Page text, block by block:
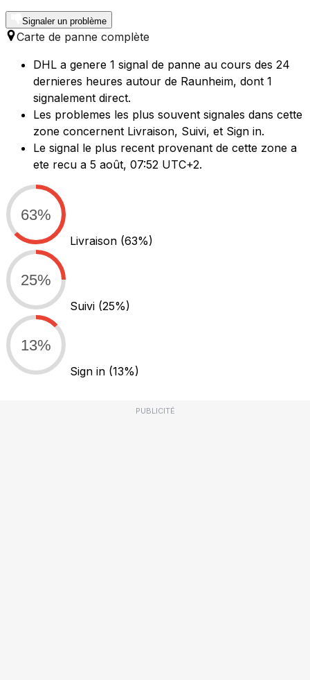
Signaler un problème
Carte de panne complète
DHL a genere 1 signal de panne au cours des 24
dernieres heures autour de Raunheim, dont 1
signalement direct.
Les problemes les plus souvent signales dans cette
zone concernent Livraison, Suivi, et Sign in.
Le signal le plus recent provenant de cette zone a
ete recu a 5 août, 07:52 UTC+2.
63%
Livraison (63%)
25%
Suivi (25%)
13%
Sign in (13%)
PUBLICITÉ